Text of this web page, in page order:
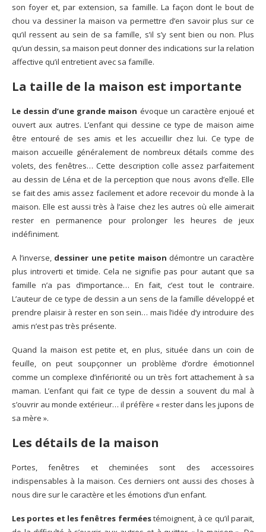
son foyer et, par extension, sa famille. La façon dont le bout de
chou va dessiner la maison va permettre d’en savoir plus sur ce
qu’il ressent au sein de sa famille, s’il s’y sent bien ou non. Plus
qu’un dessin, sa maison peut donner des indications sur la relation
affective qu’il entretient avec sa famille.
La taille de la maison est importante
Le dessin d’une grande maison évoque un caractère enjoué et
ouvert aux autres. L’enfant qui dessine ce type de maison aime
être entouré de ses amis et les accueillir chez lui. Ce type de
maison accueille généralement de nombreux détails comme des
volets, des fenêtres… Cette description colle assez parfaitement
au dessin de Léna et de la perception que nous avons d’elle. Elle
se fait des amis assez facilement et adore recevoir du monde à la
maison. Elle est aussi très à l’aise chez les autres où elle aimerait
rester en permanence pour prolonger les heures de jeux
indéfiniment.
A l’inverse, dessiner une petite maison démontre un caractère
plus introverti et timide. Cela ne signifie pas pour autant que sa
famille n’a pas d’importance… En fait, c’est tout le contraire.
L’auteur de ce type de dessin a un sens de la famille développé et
prendre plaisir à rester en son sein… mais l’idée d’y introduire des
amis n’est pas très présente.
Quand la maison est petite et, en plus, située dans un coin de
feuille, on peut soupçonner un problème d’ordre émotionnel
comme un complexe d’infériorité ou un très fort attachement à sa
maman. L’enfant qui fait ce type de dessin a souvent du mal à
s’ouvrir au monde extérieur… il préfère « rester dans les jupons de
sa mère ».
Les détails de la maison
Portes, fenêtres et cheminées sont des accessoires
indispensables à la maison. Ces derniers ont aussi des choses à
nous dire sur le caractère et les émotions d’un enfant.
Les portes et les fenêtres ferméestémoignent, à ce qu’il parait,